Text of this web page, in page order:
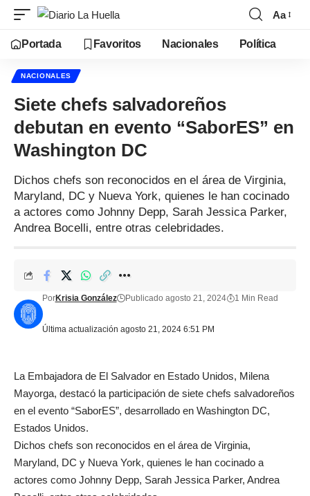
Aa
Portada Favoritos Nacionales Política
NACIONALES
Siete chefs salvadoreños
debutan en evento “SaborES” en
Washington DC
Dichos chefs son reconocidos en el área de Virginia,
Maryland, DC y Nueva York, quienes le han cocinado
a actores como Johnny Depp, Sarah Jessica Parker,
Andrea Bocelli, entre otras celebridades.
Última actualización agosto 21, 2024 6:51 PM
PorKrisia González Publicado agosto 21, 2024 1 Min Read
La Embajadora de El Salvador en Estado Unidos, Milena
Mayorga, destacó la participación de siete chefs salvadoreños
en el evento “SaborES”, desarrollado en Washington DC,
Estados Unidos.
Dichos chefs son reconocidos en el área de Virginia,
Maryland, DC y Nueva York, quienes le han cocinado a
actores como Johnny Depp, Sarah Jessica Parker, Andrea